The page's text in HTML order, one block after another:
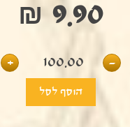
₪ 9.90
-
100.00
+